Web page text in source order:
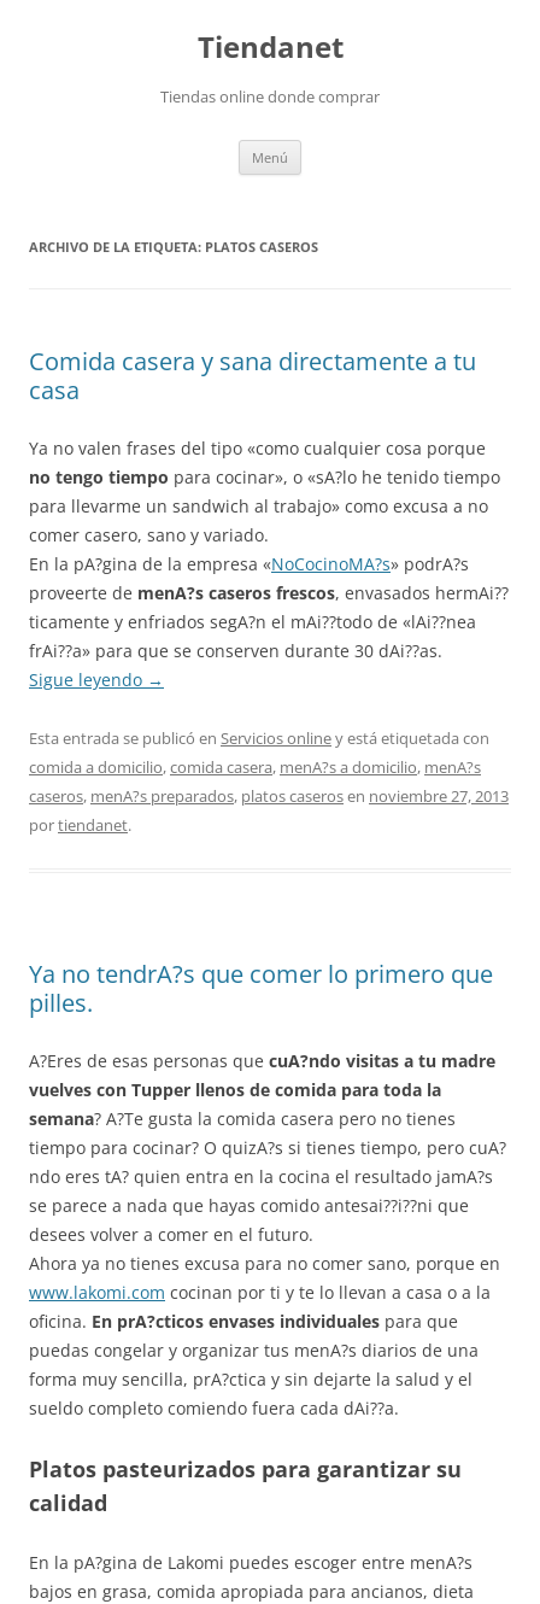
Tiendanet
Tiendas online donde comprar
Menú
ARCHIVO DE LA ETIQUETA: PLATOS CASEROS
Comida casera y sana directamente a tu
casa
Ya no valen frases del tipo «como cualquier cosa porque
no tengo tiempo para cocinar», o «sA?lo he tenido tiempo
para llevarme un sandwich al trabajo» como excusa a no
comer casero, sano y variado.
En la pA?gina de la empresa «NoCocinoMA?s» podrA?s
proveerte de menA?s caseros frescos, envasados hermAi??
ticamente y enfriados segA?n el mAi??todo de «lAi??nea
frAi??a» para que se conserven durante 30 dAi??as.
Sigue leyendo →
Esta entrada se publicó en Servicios onliney está etiquetada con
comida a domicilio,comida casera, menA?s a domicilio, menA?s
caseros, menA?s preparados, platos caserosen noviembre 27, 2013
portiendanet.
Ya no tendrA?s que comer lo primero que
pilles.
A?Eres de esas personas que cuA?ndo visitas a tu madre
vuelves con Tupper llenos de comida para toda la
semana? A?Te gusta la comida casera pero no tienes
tiempo para cocinar? O quizA?s si tienes tiempo, pero cuA?
ndo eres tA? quien entra en la cocina el resultado jamA?s
se parece a nada que hayas comido antesai??i??ni que
desees volver a comer en el futuro.
Ahora ya no tienes excusa para no comer sano, porque en
www.lakomi.com cocinan por ti y te lo llevan a casa o a la
oficina. En prA?cticos envases individuales para que
puedas congelar y organizar tus menA?s diarios de una
forma muy sencilla, prA?ctica y sin dejarte la salud y el
sueldo completo comiendo fuera cada dAi??a.
Platos pasteurizados para garantizar su
calidad
En la pA?gina de Lakomi puedes escoger entre menA?s
bajos en grasa, comida apropiada para ancianos, dieta